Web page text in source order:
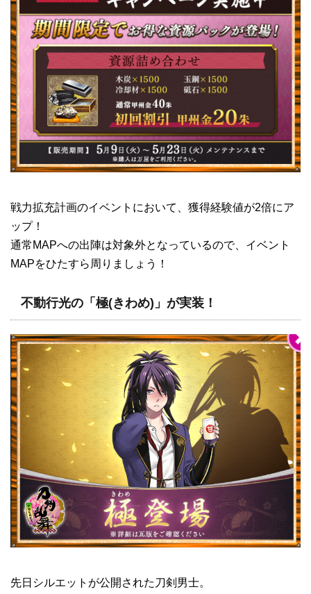
戦力拡充計画のイベントにおいて、獲得経験値が2倍にア
ップ！
通常MAPへの出陣は対象外となっているので、イベント
MAPをひたすら周りましょう！
不動行光の「極(きわめ)」が実装！
先日シルエットが公開された刀剣男士。